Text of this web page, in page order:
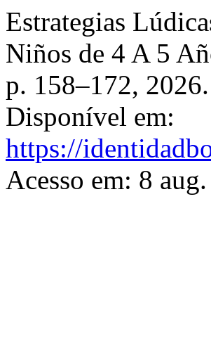
Estrategias
Niños de 4 A 5
p. 158–172,
Disponível em:
https://
Acesso em: 8